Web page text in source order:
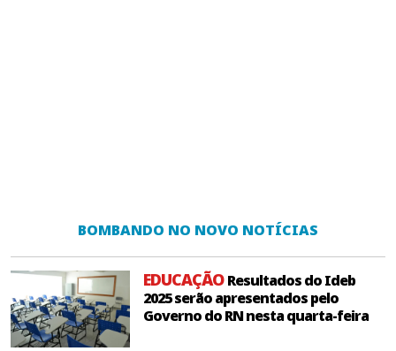
BOMBANDO NO NOVO NOTÍCIAS
EDUCAÇÃOResultados do Ideb
2025 serão apresentados pelo
Governo do RN nesta quarta-feira